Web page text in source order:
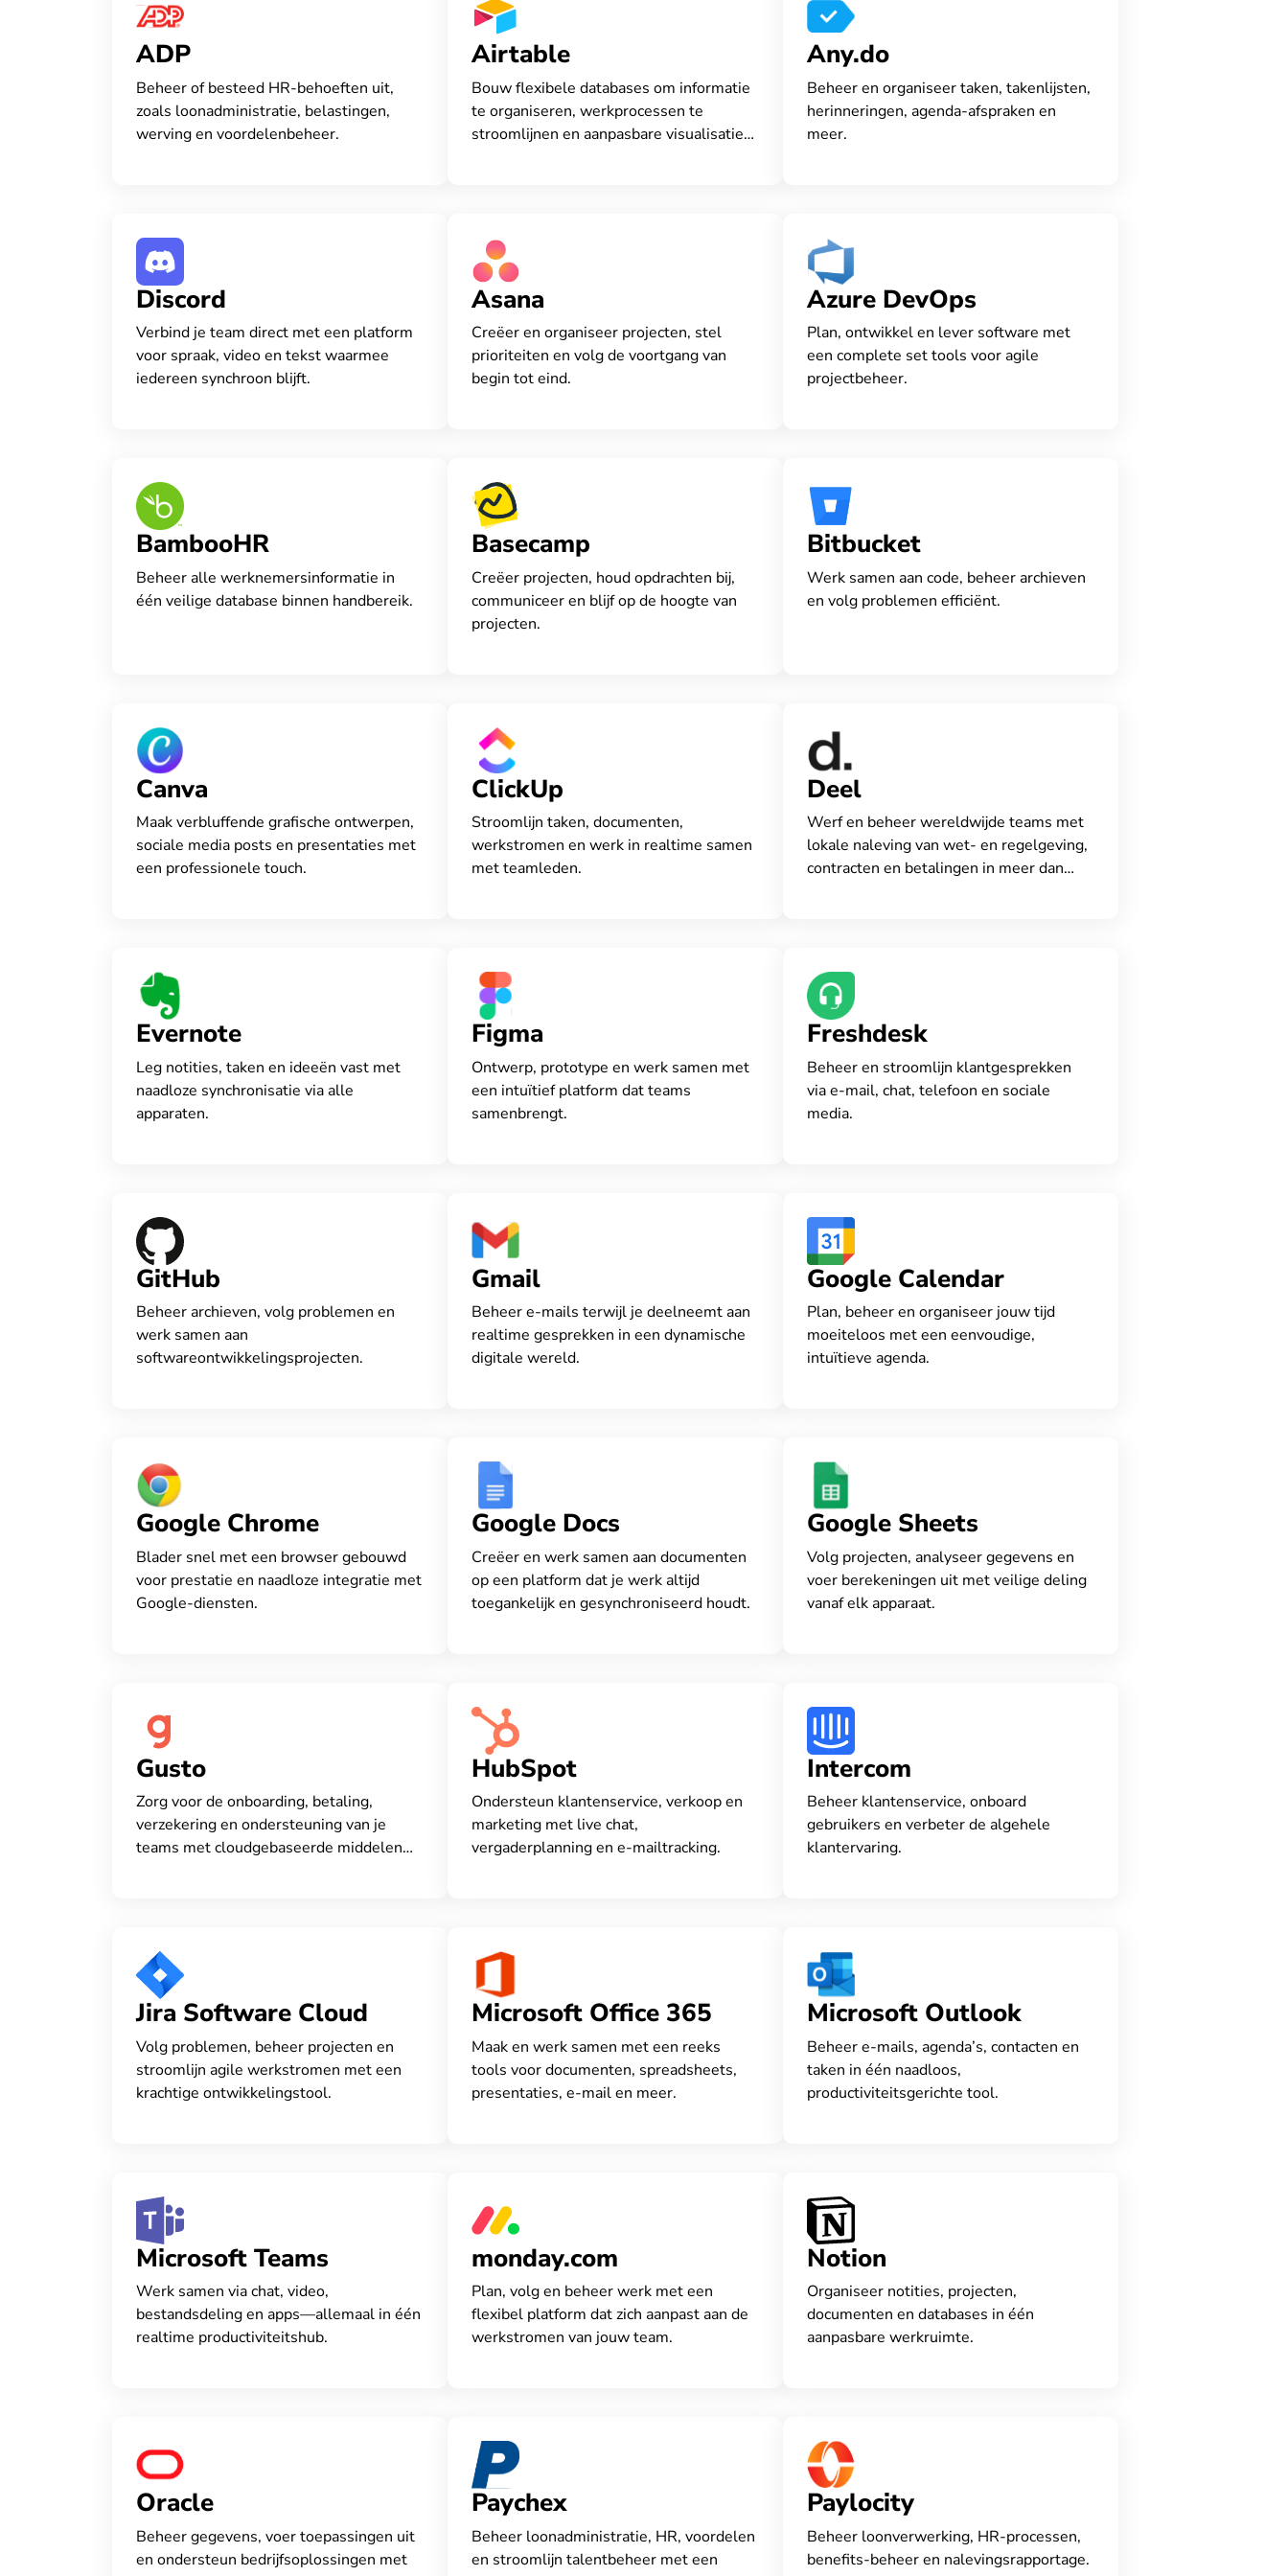
ADP
Beheer of besteed HR-behoeften uit,
zoals loonadministratie, belastingen,
werving en voordelenbeheer.
Airtable
Bouw flexibele databases om informatie
te organiseren, werkprocessen te
stroomlijnen en aanpasbare visualisaties
Any.do
Beheer en organiseer taken, takenlijsten,
herinneringen, agenda-afspraken en
meer.
Discord
Verbind je team direct met een platform
voor spraak, video en tekst waarmee
iedereen synchroon blijft.
Asana
Creëer en organiseer projecten, stel
prioriteiten en volg de voortgang van
begin tot eind.
Azure DevOps
Plan, ontwikkel en lever software met
een complete set tools voor agile
projectbeheer.
BambooHR
Beheer alle werknemersinformatie in
één veilige database binnen handbereik.
Basecamp
Creëer projecten, houd opdrachten bij,
communiceer en blijf op de hoogte van
projecten.
Bitbucket
Werk samen aan code, beheer archieven
en volg problemen efficiënt.
Canva
Maak verbluffende grafische ontwerpen,
sociale media posts en presentaties met
een professionele touch.
ClickUp
Stroomlijn taken, documenten,
werkstromen en werk in realtime samen
met teamleden.
Deel
Werf en beheer wereldwijde teams met
lokale naleving van wet- en regelgeving,
contracten en betalingen in meer dan
Evernote
Leg notities, taken en ideeën vast met
naadloze synchronisatie via alle
apparaten.
Figma
Ontwerp, prototype en werk samen met
een intuïtief platform dat teams
samenbrengt.
Freshdesk
Beheer en stroomlijn klantgesprekken
via e-mail, chat, telefoon en sociale
media.
GitHub
Beheer archieven, volg problemen en
werk samen aan
softwareontwikkelingsprojecten.
Gmail
Beheer e-mails terwijl je deelneemt aan
realtime gesprekken in een dynamische
digitale wereld.
Google Calendar
Plan, beheer en organiseer jouw tijd
moeiteloos met een eenvoudige,
intuïtieve agenda.
Google Chrome
Blader snel met een browser gebouwd
voor prestatie en naadloze integratie met
Google-diensten.
Google Docs
Creëer en werk samen aan documenten
op een platform dat je werk altijd
toegankelijk en gesynchroniseerd houdt.
Google Sheets
Volg projecten, analyseer gegevens en
voer berekeningen uit met veilige deling
vanaf elk apparaat.
Gusto
Zorg voor de onboarding, betaling,
verzekering en ondersteuning van je
teams met cloudgebaseerde middelen
HubSpot
Ondersteun klantenservice, verkoop en
marketing met live chat,
vergaderplanning en e-mailtracking.
Intercom
Beheer klantenservice, onboard
gebruikers en verbeter de algehele
klantervaring.
Jira Software Cloud
Volg problemen, beheer projecten en
stroomlijn agile werkstromen met een
krachtige ontwikkelingstool.
Microsoft Office 365
Maak en werk samen met een reeks
tools voor documenten, spreadsheets,
presentaties, e-mail en meer.
Microsoft Outlook
Beheer e-mails, agenda’s, contacten en
taken in één naadloos,
productiviteitsgerichte tool.
Microsoft Teams
Werk samen via chat, video,
bestandsdeling en apps—allemaal in één
realtime productiviteitshub.
monday.com
Plan, volg en beheer werk met een
flexibel platform dat zich aanpast aan de
werkstromen van jouw team.
Notion
Organiseer notities, projecten,
documenten en databases in één
aanpasbare werkruimte.
Oracle
Beheer gegevens, voer toepassingen uit
en ondersteun bedrijfsoplossingen met
Paychex
Beheer loonadministratie, HR, voordelen
en stroomlijn talentbeheer met een
Paylocity
Beheer loonverwerking, HR-processen,
benefits-beheer en nalevingsrapportage.